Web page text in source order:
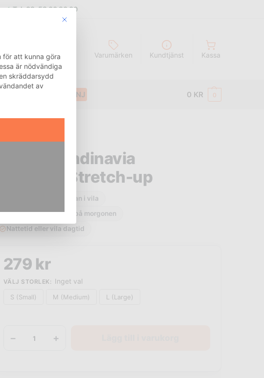
Tel: 08-58 00 96 00
Varumärken Kundtjänst Kassa
KAMPANJ 0 KR 0
SCANDINAVIA
Camp Scandinavia
Elements Stretch-up
Sträcker plantarfascian i vila
Motverkar hälsmärta på morgonen
Nattetid eller vila dagtid
279 kr
VÄLJ STORLEK : Inget val
S (Small) M (Medium) L (Large)
− +
This button closes the dialog. Its functionality is identical to
för att kunna göra
är nödvändiga
skräddarsydd
av